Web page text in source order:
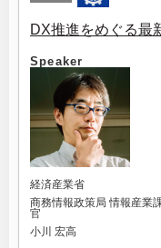
DX推進をめぐる最
Speaker
経済産業省
商務情報政策局 情報産業
官
小川 宏高